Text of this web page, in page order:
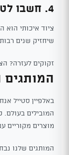
4. חשבו לטווח ארוך
ציוד איכותי
שיחזיק שנים
זקוקים לעזרה?
המותגים
באלפיין סטייל
המובילים בעולם.
מוצרים מקוריים
המותגים שלנו